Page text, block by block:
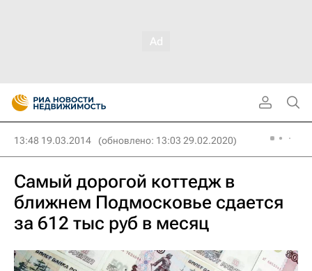
13:48 19.03.2014 (обновлено: 13:03 29.02.2020)
Самый дорогой коттедж в
ближнем Подмосковье сдается
за 612 тыс руб в месяц